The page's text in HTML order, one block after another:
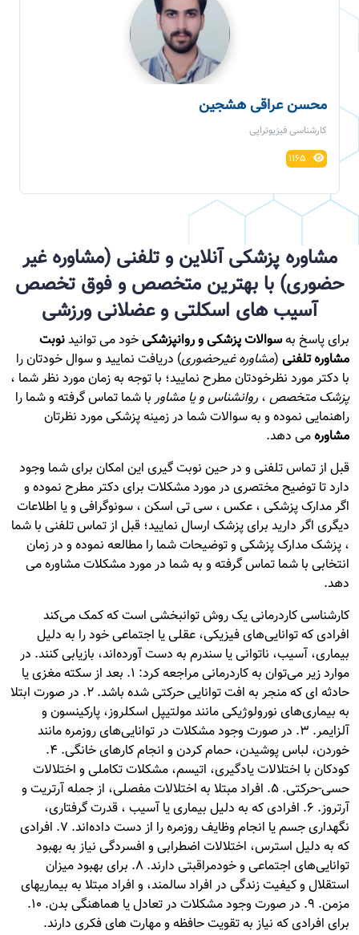
محسن عراقی هشجین
کارشناسی فیزیوتراپی
مشاوره پزشکی آنلاین و تلفنی (مشاوره غیر
حضوری) با بهترین متخصص و فوق تخصص
آسیب های اسکلتی و عضلانی ورزشی
برای پاسخ بهسوالات پزشکی و روانپزشکیخود می توانیدنوبت
مشاوره تلفنی (مشاوره غیرحضوری) دریافت نمایید و سوال خودتان را
با دکتر مورد نظرخودتان مطرح نمایید؛ با توجه به زمان مورد نظر شما ،
پزشک متخصص ، روانشناس و یا مشاوربا شما تماس گرفته و شما را
راهنمایی نموده و به سوالات شما در زمینه پزشکی مورد نظرتان
مشاورهمی دهد.
قبل از تماس تلفنی و در حین نوبت گیری این امکان برای شما وجود
دارد تا توضیح مختصری در مورد مشکلات برای دکتر مطرح نموده و
اگر مدارک پزشکی ، عکس ، سی تی اسکن ، سونوگرافی و یا اطلاعات
دیگری اگر دارید برای پزشک ارسال نمایید؛ قبل از تماس تلفنی با شما
، پزشک مدارک پزشکی و توضیحات شما را مطالعه نموده و در زمان
انتخابی با شما تماس گرفته و به شما در مورد مشکلات مشاوره می
دهد.
کارشناسی کاردرمانی یک روش توانبخشی است که کمک می‌کند
افرادی که توانایی‌های فیزیکی، عقلی یا اجتماعی خود را به دلیل
بیماری، آسیب، ناتوانی یا سندرم به دست آورده‌اند، بازیابی کنند. در
موارد زیر می‌توان به کاردرمانی مراجعه کرد: 1. بعد از سکته مغزی یا
حادثه ای که منجر به افت توانایی حرکتی شده باشد. 2. در صورت ابتلا
به بیماری‌های نورولوژیکی مانند مولتیپل اسکلروز، پارکینسون و
آلزایمر. 3. در صورت وجود مشکلات در توانایی‌های روزمره مانند
خوردن، لباس پوشیدن، حمام کردن و انجام کارهای خانگی. 4.
کودکان با اختلالات یادگیری، اتیسم، مشکلات تکاملی و اختلالات
حسی-حرکتی. 5. افراد مبتلا به اختلالات مفصلی، از جمله آرتریت و
آرتروز. 6. افرادی که به دلیل بیماری‌ یا آسیب ، قدرت گرفتاری،
نگهداری جسم یا انجام وظایف روزمره را از دست داده‌اند. 7. افرادی
که به دلیل استرس، اختلالات اضطرابی و افسردگی نیاز به بهبود
توانایی‌های اجتماعی و خودمراقبتی دارند. 8. برای بهبود میزان
استقلال و کیفیت زندگی در افراد سالمند، و افراد مبتلا به بیماریهای
مزمن. 9. در صورت وجود مشکلات در تعادل یا هماهنگی بدن. 10.
برای افرادی که نیاز به تقویت حافظه و مهارت های فکری دارند.